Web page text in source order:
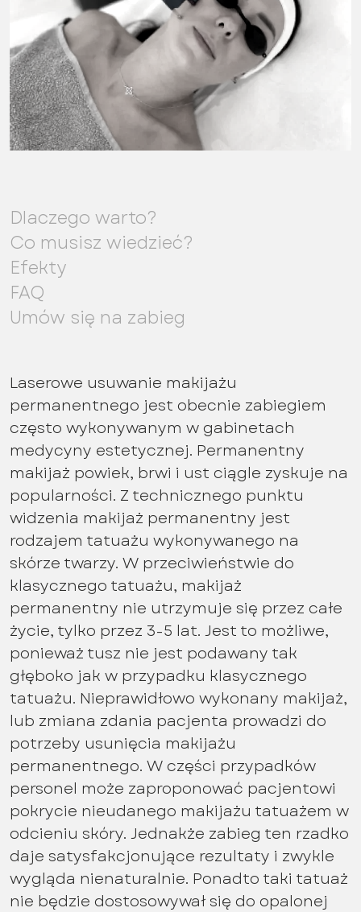
Dlaczego warto?
Co musisz wiedzieć?
Efekty
FAQ
Umów się na zabieg
Laserowe usuwanie makijażu
permanentnego jest obecnie zabiegiem
często wykonywanym w gabinetach
medycyny estetycznej. Permanentny
makijaż powiek, brwi i ust ciągle zyskuje na
popularności. Z technicznego punktu
widzenia makijaż permanentny jest
rodzajem tatuażu wykonywanego na
skórze twarzy. W przeciwieństwie do
klasycznego tatuażu, makijaż
permanentny nie utrzymuje się przez całe
życie, tylko przez 3-5 lat. Jest to możliwe,
ponieważ tusz nie jest podawany tak
głęboko jak w przypadku klasycznego
tatuażu. Nieprawidłowo wykonany makijaż,
lub zmiana zdania pacjenta prowadzi do
potrzeby usunięcia makijażu
permanentnego. W części przypadków
personel może zaproponować pacjentowi
pokrycie nieudanego makijażu tatuażem w
odcieniu skóry. Jednakże zabieg ten rzadko
daje satysfakcjonujące rezultaty i zwykle
wygląda nienaturalnie. Ponadto taki tatuaż
nie będzie dostosowywał się do opalonej